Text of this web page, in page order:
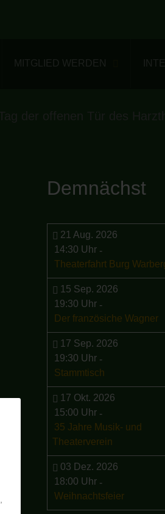
MITGLIED WERDEN
Demnächst
21 Aug. 2026
14:30 Uhr-
Theaterfahrt Burg
15 Sep. 2026
19:30 Uhr-
Der französiche Wagner
17 Sep. 2026
19:30 Uhr-
Stammtisch
17 Okt. 2026
15:00 Uhr-
35 Jahre Musik- und
Theaterverein
03 Dez. 2026
18:00 Uhr-
Weihnachtsfeier